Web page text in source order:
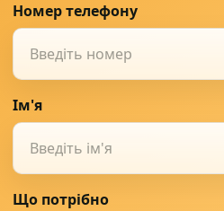
Номер телефону
Ім'я
Що потрібно